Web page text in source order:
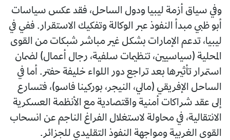
وفي سياق أزمة ليبيا ودول الساحل، فقد عكس سياسات
أبو ظبي مبدأ النفوذ عبر الوكالة وتفكيك الاستقرار. ففي في
ليبيا، تدعم الإمارات بشكل غير مباشر شبكات من القوى
المحلية (سياسيين، تنظيمات سلفية، رجال أعمال) لضمان
استمرار تأثيرها بعد تراجع دور اللواء خليفة حفتر. أما في
الساحل الإفريقي (مالي، النيجر، بوركينا فاسو)، فتسارع
إلى عقد شراكات أمنية واقتصادية مع الأنظمة العسكرية
الانتقالية، في محاولة لاستغلال الفراغ الناجم عن انسحاب
القوى الغربية ومواجهة النفوذ التقليدي للجزائر.